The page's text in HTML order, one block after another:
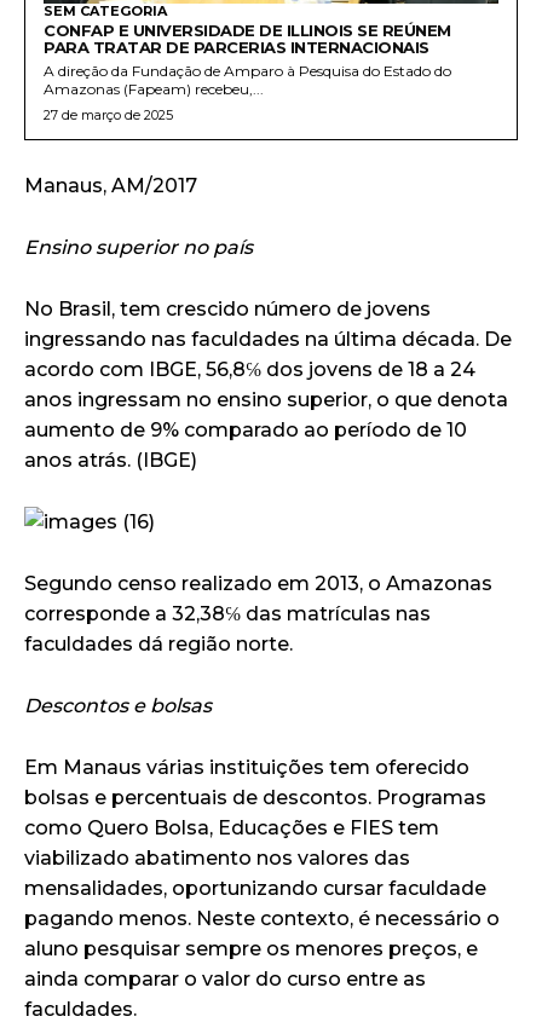
SEM CATEGORIA
CONFAP E UNIVERSIDADE DE ILLINOIS SE REÚNEM
PARA TRATAR DE PARCERIAS INTERNACIONAIS
A direção da Fundação de Amparo à Pesquisa do Estado do
Amazonas (Fapeam) recebeu,...
27 de março de 2025
Manaus, AM/2017
Ensino superior no país
No Brasil, tem crescido número de jovens
ingressando nas faculdades na última década. De
acordo com IBGE, 56,8℅ dos jovens de 18 a 24
anos ingressam no ensino superior, o que denota
aumento de 9% comparado ao período de 10
anos atrás. (IBGE)
Segundo censo realizado em 2013, o Amazonas
corresponde a 32,38℅ das matrículas nas
faculdades dá região norte.
Descontos e bolsas
Em Manaus várias instituições tem oferecido
bolsas e percentuais de descontos. Programas
como Quero Bolsa, Educações e FIES tem
viabilizado abatimento nos valores das
mensalidades, oportunizando cursar faculdade
pagando menos. Neste contexto, é necessário o
aluno pesquisar sempre os menores preços, e
ainda comparar o valor do curso entre as
faculdades.